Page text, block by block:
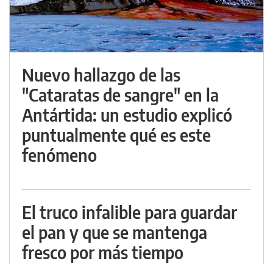
Nuevo hallazgo de las
"Cataratas de sangre" en la
Antártida: un estudio explicó
puntualmente qué es este
fenómeno
El truco infalible para guardar
el pan y que se mantenga
fresco por más tiempo